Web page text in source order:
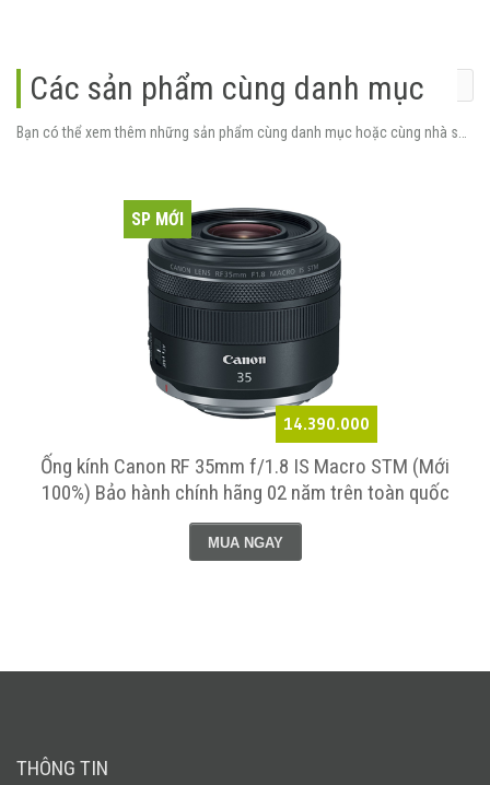
Các sản phẩm cùng danh mục
14.390.000
SP MỚI
Ống kính Canon RF 35mm f/1.8 IS Macro STM (Mới
100%) Bảo hành chính hãng 02 năm trên toàn quốc
MUA NGAY
THÔNG TIN